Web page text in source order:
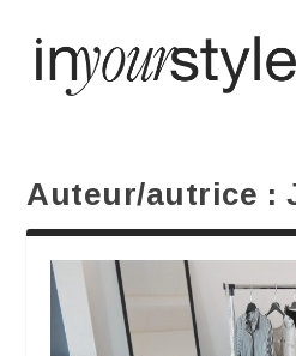
Auteur/autrice :